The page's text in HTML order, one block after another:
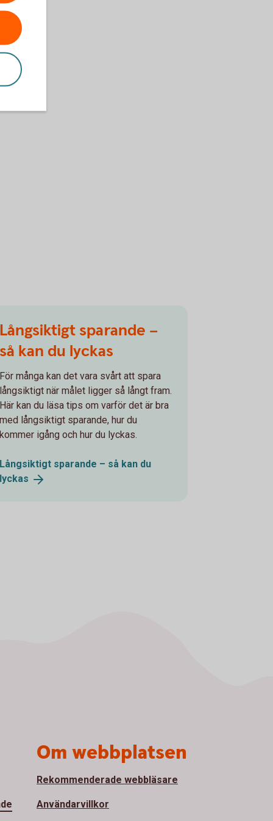
Långsiktigt sparande –
så kan du lyckas
För många kan det vara svårt att spara
långsiktigt när målet ligger så långt fram.
Här kan du läsa tips om varför det är bra
med långsiktigt sparande, hur du
kommer igång och hur du lyckas.
Långsiktigt sparande – så kan du
lyckas
Om webbplatsen
Rekommenderade webbläsare
Användarvillkor